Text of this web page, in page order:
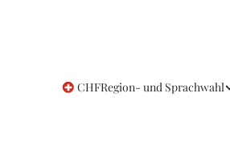
CHFRegion- und Sprachwahl